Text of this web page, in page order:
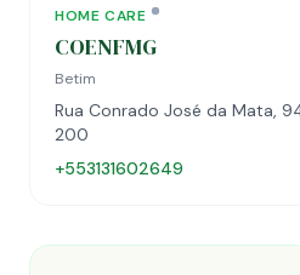
HOME CARE
COENFMG
Betim
Rua Conrado José da Mata,
200
+553131602649